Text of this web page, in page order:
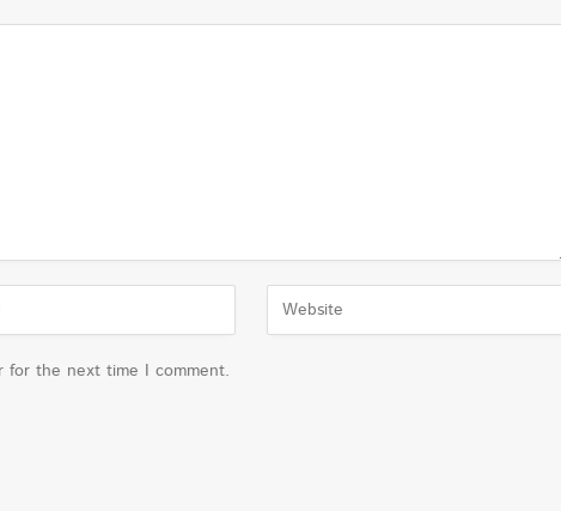
for the next time I comment.